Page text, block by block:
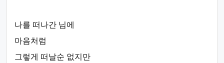
나를 떠나간 님에
마음처럼
그렇게 떠날순 없지만